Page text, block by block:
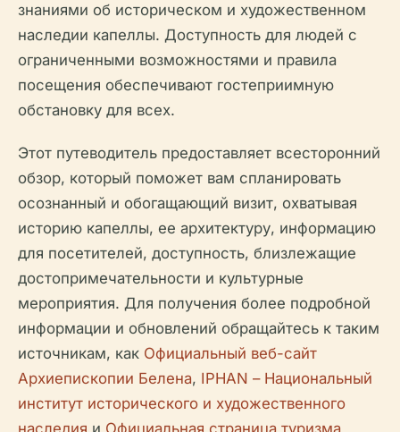
знаниями об историческом и художественном
наследии капеллы. Доступность для людей с
ограниченными возможностями и правила
посещения обеспечивают гостеприимную
обстановку для всех.
Этот путеводитель предоставляет всесторонний
обзор, который поможет вам спланировать
осознанный и обогащающий визит, охватывая
историю капеллы, ее архитектуру, информацию
для посетителей, доступность, близлежащие
достопримечательности и культурные
мероприятия. Для получения более подробной
информации и обновлений обращайтесь к таким
источникам, как Официальный веб-сайт
Архиепископии Белена, IPHAN – Национальный
институт исторического и художественного
наследия и Официальная страница туризма